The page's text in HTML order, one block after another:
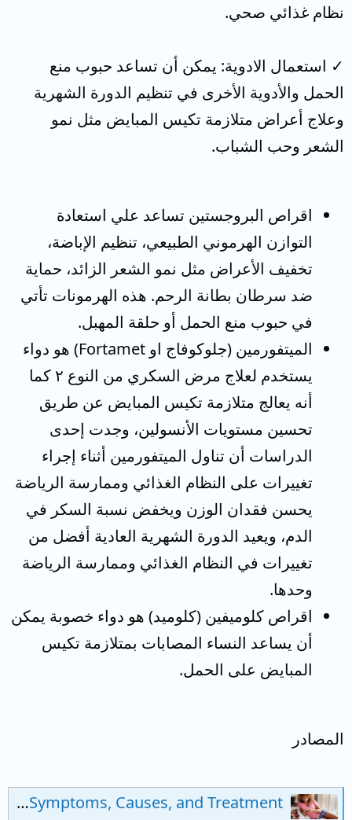
نظام غذائي صحي.
✓ استعمال الادوية: يمكن أن تساعد حبوب منع
الحمل والأدوية الأخرى في تنظيم الدورة الشهرية
وعلاج أعراض متلازمة تكيس المبايض مثل نمو
الشعر وحب الشباب.
اقراص البروجستين تساعد علي استعادة
التوازن الهرموني الطبيعي، تنظيم الإباضة،
تخفيف الأعراض مثل نمو الشعر الزائد، حماية
ضد سرطان بطانة الرحم. هذه الهرمونات تأتي
في حبوب منع الحمل أو حلقة المهبل.
الميتفورمين (جلوكوفاج او Fortamet) هو دواء
يستخدم لعلاج مرض السكري من النوع ٢ كما
أنه يعالج متلازمة تكيس المبايض عن طريق
تحسين مستويات الأنسولين، وجدت إحدى
الدراسات أن تناول الميتفورمين أثناء إجراء
تغييرات على النظام الغذائي وممارسة الرياضة
يحسن فقدان الوزن ويخفض نسبة السكر في
الدم، ويعيد الدورة الشهرية العادية أفضل من
تغييرات في النظام الغذائي وممارسة الرياضة
وحدها.
اقراص كلوميفين (كلوميد) هو دواء خصوبة يمكن
أن يساعد النساء المصابات بمتلازمة تكيس
المبايض على الحمل.
المصادر
Polycystic Ovary Syndrome (PCOS): Symptoms, Causes, and Treatment